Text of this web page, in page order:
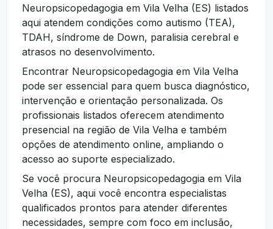
Neuropsicopedagogia em Vila Velha (ES) listados
aqui atendem condições como autismo (TEA),
TDAH, síndrome de Down, paralisia cerebral e
atrasos no desenvolvimento.
Encontrar Neuropsicopedagogia em Vila Velha
pode ser essencial para quem busca diagnóstico,
intervenção e orientação personalizada. Os
profissionais listados oferecem atendimento
presencial na região de Vila Velha e também
opções de atendimento online, ampliando o
acesso ao suporte especializado.
Se você procura Neuropsicopedagogia em Vila
Velha (ES), aqui você encontra especialistas
qualificados prontos para atender diferentes
necessidades, sempre com foco em inclusão,